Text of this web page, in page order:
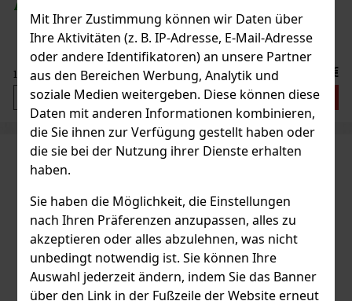
Mit Ihrer Zustimmung können wir Daten über
Ihre Aktivitäten (z. B. IP-Adresse, E-Mail-Adresse
oder andere Identifikatoren) an unsere Partner
aus den Bereichen Werbung, Analytik und
soziale Medien weitergeben. Diese können diese
Daten mit anderen Informationen kombinieren,
die Sie ihnen zur Verfügung gestellt haben oder
die sie bei der Nutzung ihrer Dienste erhalten
haben.
Sie haben die Möglichkeit, die Einstellungen
nach Ihren Präferenzen anzupassen, alles zu
akzeptieren oder alles abzulehnen, was nicht
unbedingt notwendig ist. Sie können Ihre
Auswahl jederzeit ändern, indem Sie das Banner
über den Link in der Fußzeile der Website erneut
AUF LAGER
111.57 € ohne VAT 135 €
Bestellen